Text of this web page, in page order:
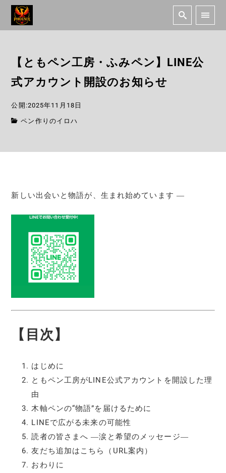
【ともペン工房・ふみペン】LINE公
式アカウント開設のお知らせ
公開:2025年11月18日
ペン作りのイロハ
新しい出会いと物語が、生まれ始めています ―
【目次】
はじめに
ともペン工房がLINE公式アカウントを開設した理
由
木軸ペンの“物語”を届けるために
LINEで広がる未来の可能性
読者の皆さまへ ―涙と希望のメッセージ―
友だち追加はこちら（URL案内）
おわりに